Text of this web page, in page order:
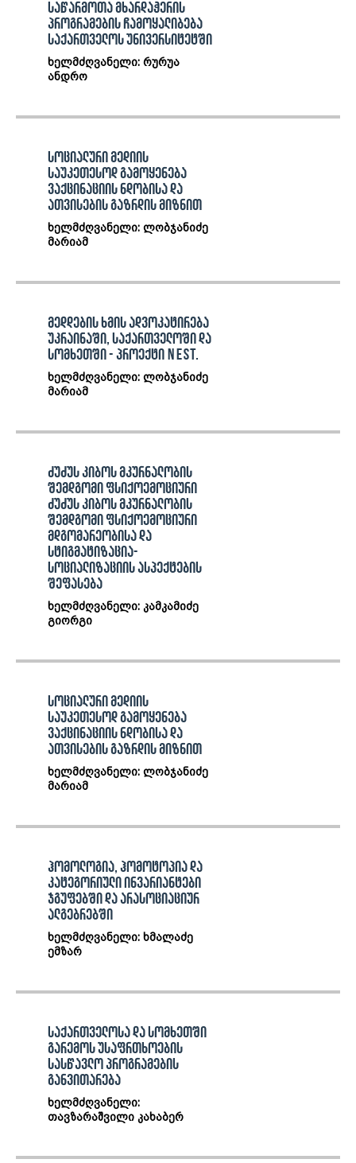
საწარმოთა მხარდაჭერის
პროგრამების ჩამოყალიბება
საქართველოს უნივერსიტეტში
ხელმძღვანელი: რურუა
ანდრო
სოციალური მედიის
საუკეთესოდ გამოყენება
ვაქცინაციის ნდობისა და
ათვისების გაზრდის მიზნით
ხელმძღვანელი: ლობჯანიძე
მარიამ
მედდების ხმის ადვოკატირება
უკრაინაში, საქართველოში და
სომხეთში - პროექტი NEST.
ხელმძღვანელი: ლობჯანიძე
მარიამ
ძუძუს კიბოს მკურნალობის
შემდგომი ფსიქოემოციური
ძუძუს კიბოს მკურნალობის
შემდგომი ფსიქოემოციური
მდგომარეობისა და
სტიგმატიზაცია-
სოციალიზაციის ასპექტების
შეფასება
ხელმძღვანელი: კამკამიძე
გიორგი
სოციალური მედიის
საუკეთესოდ გამოყენება
ვაქცინაციის ნდობისა და
ათვისების გაზრდის მიზნით
ხელმძღვანელი: ლობჯანიძე
მარიამ
ჰომოლოგია, ჰომოტოპია და
კატეგორიული ინვარიანტები
ჯგუფებში და არასოციაციურ
ალგებრებში
ხელმძღვანელი: ხმალაძე
ემზარ
საქართველოსა და სომხეთში
გარემოს უსაფრთხოების
სასწავლო პროგრამების
განვითარება
ხელმძღვანელი:
თავზარაშვილი კახაბერ